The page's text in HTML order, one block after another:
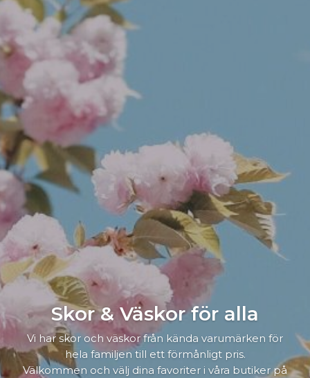
Skor & Väskor för alla
Vi har skor och väskor från kända varumärken för
hela familjen till ett förmånligt pris.
Välkommen och välj dina favoriter i våra butiker på